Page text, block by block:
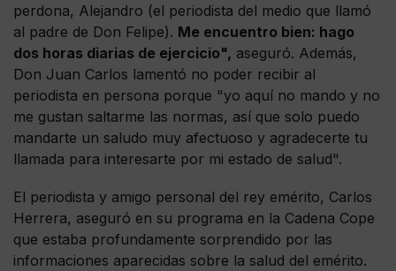
perdona, Alejandro (el periodista del medio que llamó
al padre de Don Felipe). Me encuentro bien: hago
dos horas diarias de ejercicio", aseguró. Además,
Don Juan Carlos lamentó no poder recibir al
periodista en persona porque "yo aquí no mando y no
me gustan saltarme las normas, así que solo puedo
mandarte un saludo muy afectuoso y agradecerte tu
llamada para interesarte por mi estado de salud".
El periodista y amigo personal del rey emérito, Carlos
Herrera, aseguró en su programa en la Cadena Cope
que estaba profundamente sorprendido por las
informaciones aparecidas sobre la salud del emérito.